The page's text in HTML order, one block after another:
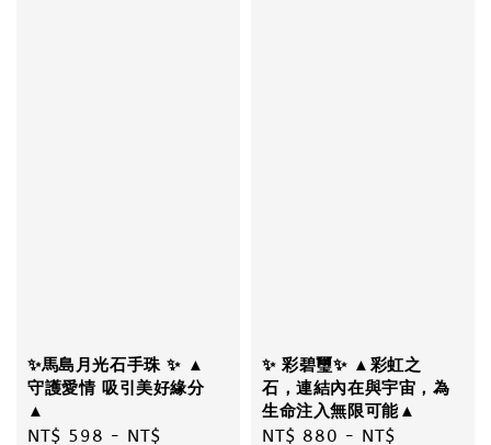
✨馬島月光石手珠 ✨ ▲
守護愛情 吸引美好緣分
▲
Regular
NT$ 598 - NT$
✨ 彩碧璽✨ ▲彩虹之
石，連結內在與宇宙，為
生命注入無限可能▲
Regular
NT$ 880 - NT$